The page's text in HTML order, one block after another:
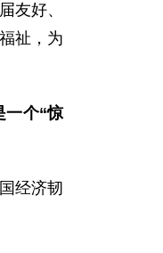
友好、
祉，为
一个“惊
经济韧